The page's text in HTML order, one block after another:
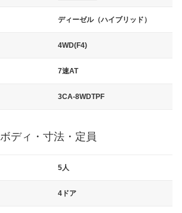
ディーゼル（ハイブリッド）
4WD(F4)
7速AT
3CA-8WDTPF
ボディ・寸法・定員
5人
4ドア